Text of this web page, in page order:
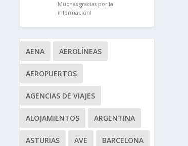
Muchas gracias por la
información!
AENA AEROLÍNEAS
AEROPUERTOS
AGENCIAS DE VIAJES
ALOJAMIENTOS ARGENTINA
ASTURIAS AVE BARCELONA